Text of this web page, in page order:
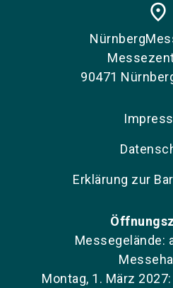
place
90471
Erklärung zur
Messegelände:
Montag, 1. März